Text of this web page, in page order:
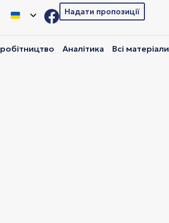
Надати пропозиції
Аналітика Всі матеріали